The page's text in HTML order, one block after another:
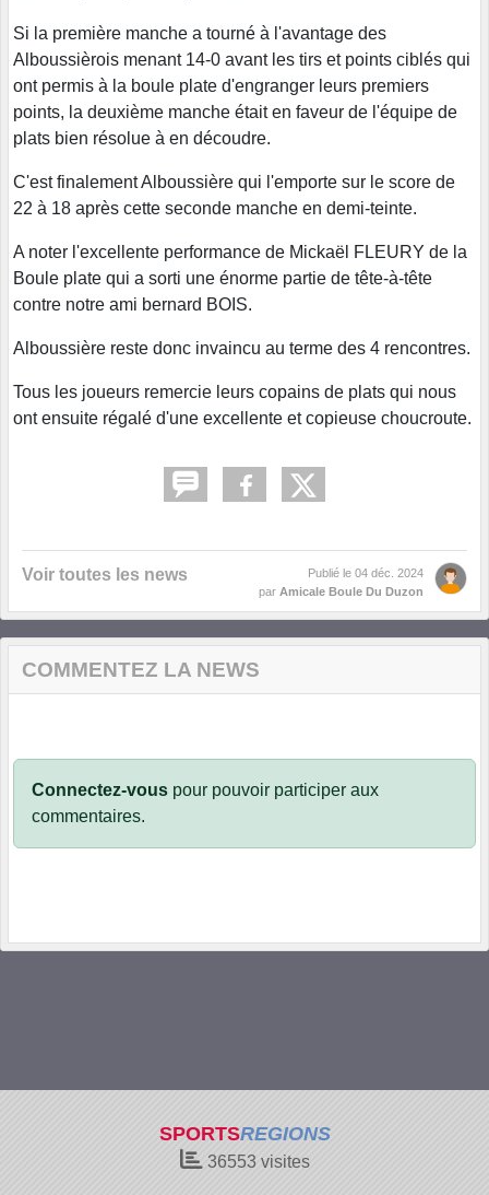
Si la première manche a tourné à l'avantage des
Alboussièrois menant 14-0 avant les tirs et points ciblés qui
ont permis à la boule plate d'engranger leurs premiers
points, la deuxième manche était en faveur de l'équipe de
plats bien résolue à en découdre.
C'est finalement Alboussière qui l'emporte sur le score de
22 à 18 après cette seconde manche en demi-teinte.
A noter l'excellente performance de Mickaël FLEURY de la
Boule plate qui a sorti une énorme partie de tête-à-tête
contre notre ami bernard BOIS.
Alboussière reste donc invaincu au terme des 4 rencontres.
Tous les joueurs remercie leurs copains de plats qui nous
ont ensuite régalé d'une excellente et copieuse choucroute.
Voir toutes les news Publié le 04 déc. 2024
par Amicale Boule Du Duzon
COMMENTEZ LA NEWS
Connectez-vous pour pouvoir participer aux
commentaires.
SPORTSREGIONS
36553visites